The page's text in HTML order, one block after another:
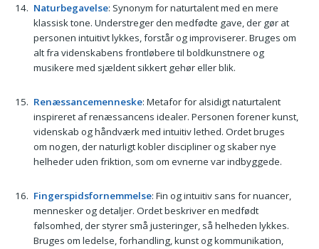
Naturbegavelse: Synonym for naturtalent med en mere
klassisk tone. Understreger den medfødte gave, der gør at
personen intuitivt lykkes, forstår og improviserer. Bruges om
alt fra videnskabens frontløbere til boldkunstnere og
musikere med sjældent sikkert gehør eller blik.
Renæssancemenneske: Metafor for alsidigt naturtalent
inspireret af renæssancens idealer. Personen forener kunst,
videnskab og håndværk med intuitiv lethed. Ordet bruges
om nogen, der naturligt kobler discipliner og skaber nye
helheder uden friktion, som om evnerne var indbyggede.
Fingerspidsfornemmelse: Fin og intuitiv sans for nuancer,
mennesker og detaljer. Ordet beskriver en medfødt
følsomhed, der styrer små justeringer, så helheden lykkes.
Bruges om ledelse, forhandling, kunst og kommunikation,